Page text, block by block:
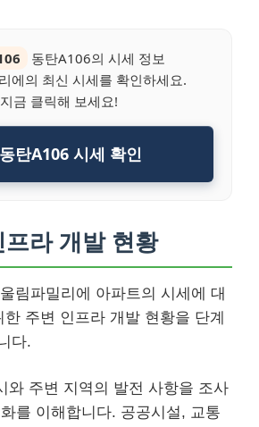
동탄A106의 시세 정보
에의 최신 시세를 확인하세요.
지금 클릭해 보세요!
동탄A106 시세 확인
프라 개발 현황
림파밀리에 아파트의 시세에 대
주변 인프라 개발 현황을 단계
다.
와 주변 지역의 발전 사항을 조사
를 이해합니다. 공공시설, 교통